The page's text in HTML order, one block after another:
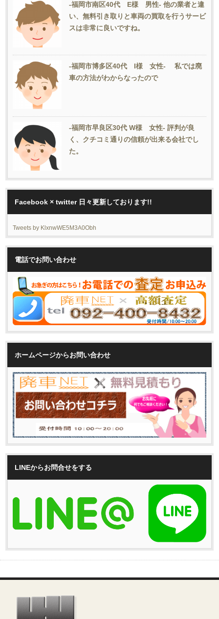
-福岡市南区40代 E様 男性- 他の業者と違
い、無料引き取りと車両の買取を行うサービ
スは非常に良いですね。
-福岡市博多区40代 I様 女性- 私では廃
車の方法がわからなったので
-福岡市早良区30代 W様 女性- 評判が良
く、クチコミ通りの信頼が出来る会社でし
た。
Facebook × twitter 日々更新しております!!
Tweets by KlxnwWE5M3A0Obh
電話でお問い合わせ
ホームページからお問い合わせ
LINEからお問合せをする